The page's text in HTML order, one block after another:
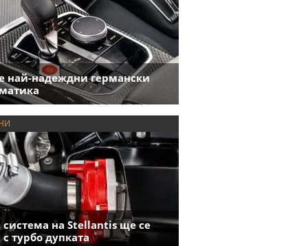
най-надеждни германски
система на Stellantis ще се
турбо дупката